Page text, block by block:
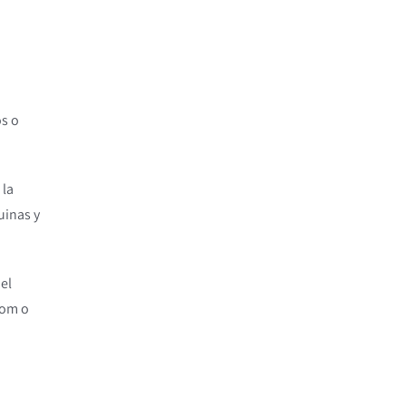
o
y
o